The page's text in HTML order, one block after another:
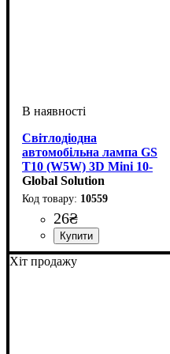
Світлодіодна
автомобільна лампа GS
T10 (W5W) 3D Mini 10-
15V White
Global Solution
10559
26₴
Призначення лампи:
Габаритні вогні
Напруга, V: 10-15V
Кількість в упаковці: 1 шт.
Хіт продажу